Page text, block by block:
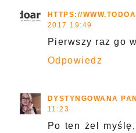
HTTPS://
2017 19:49
Pierwszy raz go
Odpowiedz
DYSTYNGOWANA
11:23
Po ten żel